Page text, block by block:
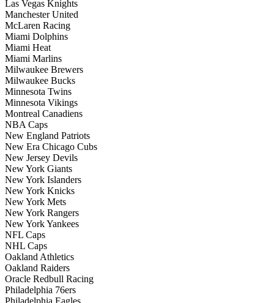
Las Vegas Knights
Manchester United
McLaren Racing
Miami Dolphins
Miami Heat
Miami Marlins
Milwaukee Brewers
Milwaukee Bucks
Minnesota Twins
Minnesota Vikings
Montreal Canadiens
NBA Caps
New England Patriots
New Era Chicago Cubs
New Jersey Devils
New York Giants
New York Islanders
New York Knicks
New York Mets
New York Rangers
New York Yankees
NFL Caps
NHL Caps
Oakland Athletics
Oakland Raiders
Oracle Redbull Racing
Philadelphia 76ers
Philadelphia Eagles